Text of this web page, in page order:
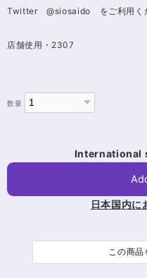
Twitter @siosaido をご利用くだ
店舗使用・2307
数量
International
日本国内に
この商